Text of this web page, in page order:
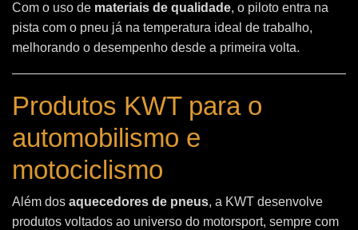
Com o uso de materiais de qualidade, o piloto entra na
pista com o pneu já na temperatura ideal de trabalho,
melhorando o desempenho desde a primeira volta.
Produtos KWT para o
automobilismo e
motociclismo
Além dos aquecedores de pneus, a KWT desenvolve
produtos voltados ao universo do motorsport, sempre com